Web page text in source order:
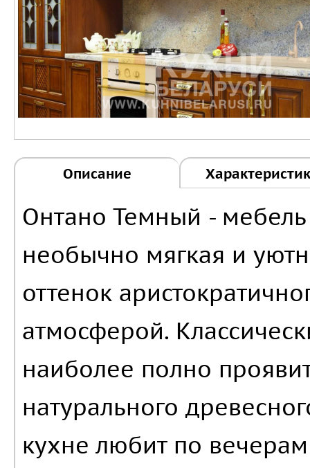
Описание
Онтано Темный -
необычно мягкая и
оттенок
атмосферой.
наиболее полно
натурального
кухне любит по